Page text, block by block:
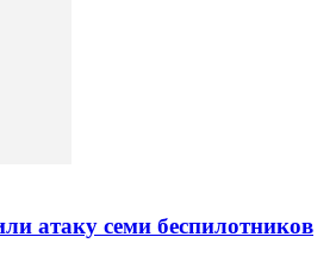
атаку семи беспилотников